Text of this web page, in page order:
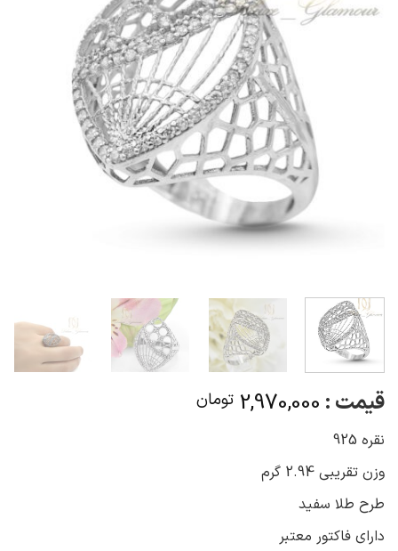
قیمت : 2,970,000 تومان
نقره 925
وزن تقریبی 2.94 گرم
طرح طلا سفید
دارای فاکتور معتبر